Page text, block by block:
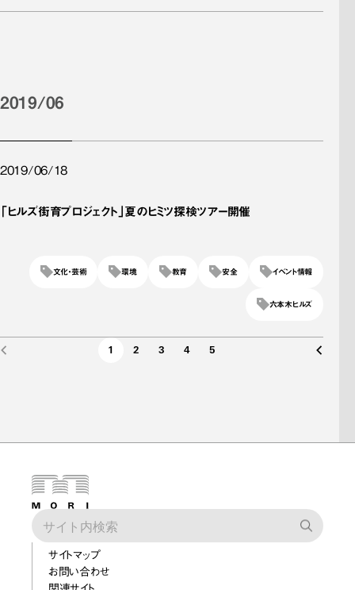
2019/06
2019/06/18
「ヒルズ街育プロジェクト」夏のヒミツ探検ツアー開催
イベント情報
安全
教育
環境
文化・芸術
六本木ヒルズ
1 2 3 4 5
サイトマップ
お問い合わせ